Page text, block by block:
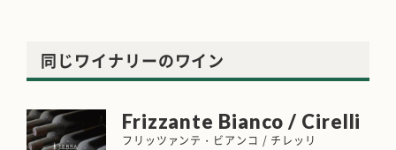
同じワイナリーのワイン
Frizzante Bianco / Cirelli
フリッツァンテ・ビアンコ / チレッリ